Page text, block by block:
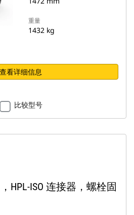
重量
1432 kg
查看详细信息
比较型号
HPL-ISO 连接器，螺栓固